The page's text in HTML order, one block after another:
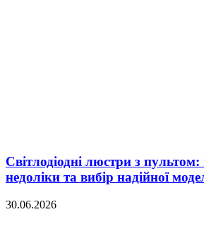
Світлодіодні люстри з пультом:
недоліки та вибір надійної
30.06.2026